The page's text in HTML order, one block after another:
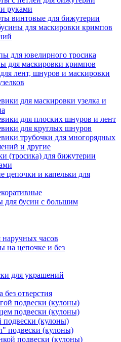
руками
винтовые для бижутерии
для маскировки кримпов
для ювелирного тросика
для маскировки кримпов
лент, шнуров и маскировки
для маскировки узелка и
для плоских шнуров и лент
для круглых шнуров
трубочки для многорядных
и другие
(тросика) для бижутерии
цепочки и капельки для
для бусин с большим
часов
на цепочке и без
для украшений
без отверстия
подвески (кулоны)
подвески (кулоны)
подвески (кулоны)
подвески (кулоны)
подвески (кулоны)